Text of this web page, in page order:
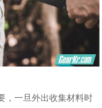
，一旦外出收集材料时